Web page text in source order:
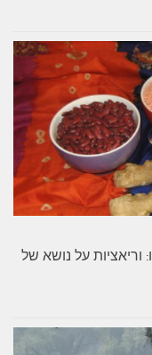
וריאציות על נושא של